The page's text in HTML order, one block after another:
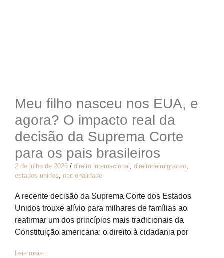
Meu filho nasceu nos EUA, e
agora? O impacto real da
decisão da Suprema Corte
para os pais brasileiros
2 de julho de 2026 / direito internacional , direitodeimigracao,
estados unidos, nacionalidade
A recente decisão da Suprema Corte dos Estados
Unidos trouxe alívio para milhares de famílias ao
reafirmar um dos princípios mais tradicionais da
Constituição americana: o direito à cidadania por
Leia mais...